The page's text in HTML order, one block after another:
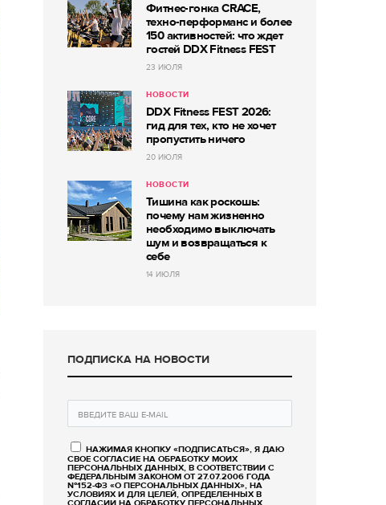
Фитнес-гонка CRACE,
техно-перформанс и более
150 активностей: что ждет
гостей DDX Fitness FEST
23 ИЮЛЯ
НОВОСТИ
DDX Fitness FEST 2026:
гид для тех, кто не хочет
пропустить ничего
20 ИЮЛЯ
НОВОСТИ
Тишина как роскошь:
почему нам жизненно
необходимо выключать
шум и возвращаться к
себе
14 ИЮЛЯ
ПОДПИСКА НА НОВОСТИ
НАЖИМАЯ КНОПКУ «ПОДПИСАТЬСЯ», Я ДАЮ
СВОЕ СОГЛАСИЕ НА ОБРАБОТКУ МОИХ
ПЕРСОНАЛЬНЫХ ДАННЫХ, В СООТВЕТСТВИИ С
ФЕДЕРАЛЬНЫМ ЗАКОНОМ ОТ 27.07.2006 ГОДА
№152-ФЗ «О ПЕРСОНАЛЬНЫХ ДАННЫХ», НА
УСЛОВИЯХ И ДЛЯ ЦЕЛЕЙ, ОПРЕДЕЛЕННЫХ В